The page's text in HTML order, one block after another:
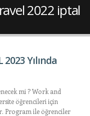
2022 iptal
Yılında
mi ? Work and
öğrencileri için
Program ile öğrenciler